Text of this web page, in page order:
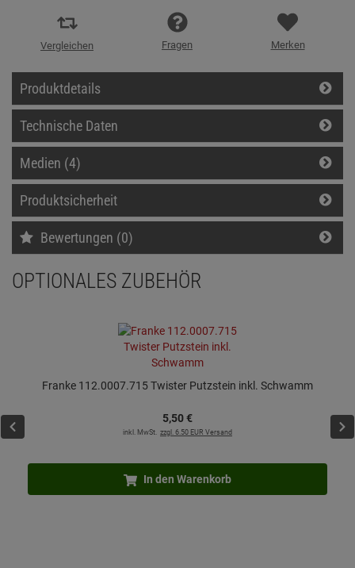
Vergleichen Fragen Merken
Produktdetails
Technische Daten
Medien (4)
Produktsicherheit
Bewertungen (0)
OPTIONALES ZUBEHÖR
Franke 112.0007.715 Twister Putzstein inkl. Schwamm
5,50€
inkl. MwSt. zzgl. 6.50 EUR Versand
In den Warenkorb